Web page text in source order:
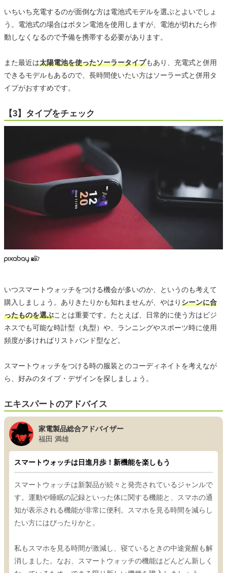
いちいち充電するのが面倒な方は電池式モデルを選ぶとよいでしょ
う。電池式の場合はボタン電池を使用しますが、電池が切れたら作
動しなくなるので予備を携帯する必要があります。
また最近は太陽電池を使ったソーラータイプもあり、充電式と併用
できるモデルもあるので、長時間使いたい方はソーラー式と併用タ
イプがおすすめです。
【3】タイプをチェック
いつスマートウォッチをつける機会が多いのか、というのも考えて
購入しましょう。ありきたりかも知れませんが、やはりシーンに合
ったものを選ぶことは重要です。たとえば、日常的に使う方はビジ
ネスでも可能な時計型（丸型）や、ランニングやスポーツ時に使用
頻度が多ければリストバンド型など。
スマートウォッチをつける時の服装とのコーディネイトを考えなが
ら、好みのタイプ・デザインを探しましょう。
エキスパートのアドバイス
家電製品総合アドバイザー
福田 満雄
スマートウォッチは日進月歩！新機能を楽しもう
スマートウォッチは新製品が続々と発売されているジャンルで
す。運動や睡眠の記録といった体に関する機能と、スマホの通
知が表示される機能が非常に便利。スマホを見る時間を減らし
たい方にはぴったりかと。
私もスマホを見る時間が激減し、寝ているときの中途覚醒も解
消しました。なお、スマートウォッチの機能はどんどん新しく